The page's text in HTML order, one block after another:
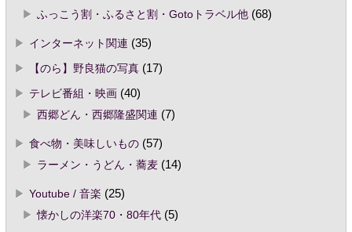
ふっこう割・ふるさと割・Gotoトラベル他(68)
インターネット関連 (35)
【のら】野良猫の写真(17)
テレビ番組・映画(40)
西郷どん・西郷隆盛関連 (7)
食べ物・美味しいもの(57)
ラーメン・うどん・蕎麦(14)
Youtube / 音楽 (25)
懐かしの洋楽70・80年代(5)